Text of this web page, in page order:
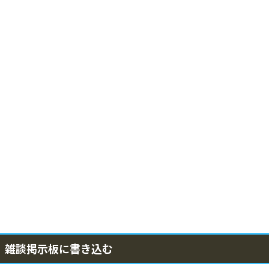
雑談掲示板に書き込む